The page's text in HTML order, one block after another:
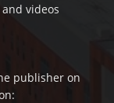
videos
publisher on